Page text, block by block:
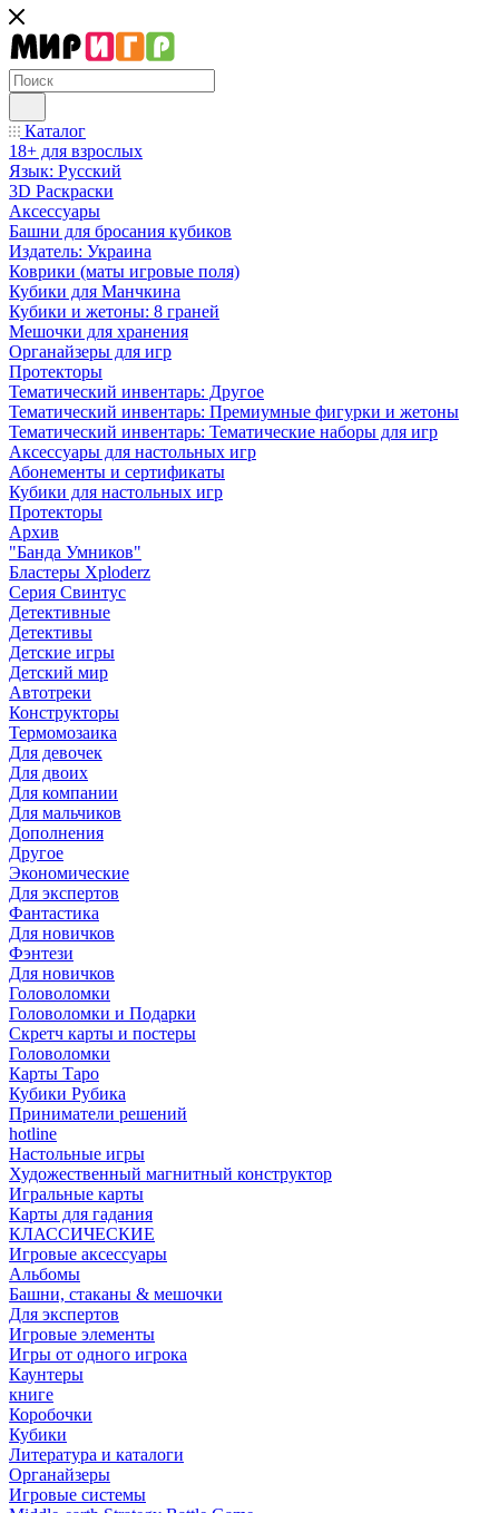
Каталог
18+ для взрослых
Язык: Русский
3D Раскраски
Аксессуары
Башни для бросания кубиков
Издатель: Украина
Коврики (маты игровые поля)
Кубики для Манчкина
Кубики и жетоны: 8 граней
Мешочки для хранения
Органайзеры для игр
Протекторы
Тематический инвентарь: Другое
Тематический инвентарь: Премиумные фигурки и жетоны
Тематический инвентарь: Тематические наборы для игр
Аксессуары для настольных игр
Абонементы и сертификаты
Кубики для настольных игр
Протекторы
Архив
"Банда Умников"
Бластеры Xploderz
Cерия Свинтус
Детективные
Детективы
Детские игры
Детский мир
Автотреки
Конструкторы
Термомозаика
Для девочек
Для двоих
Для компании
Для мальчиков
Дополнения
Другое
Экономические
Для экспертов
Фантастика
Для новичков
Фэнтези
Для новичков
Головоломки
Головоломки и Подарки
Cкретч карты и постеры
Головоломки
Карты Таро
Кубики Рубика
Приниматели решений
hotline
Настольные игры
Художественный магнитный конструктор
Игральные карты
Карты для гадания
КЛАССИЧЕСКИЕ
Игровые аксессуары
Альбомы
Башни, стаканы & мешочки
Для экспертов
Игровые элементы
Игры от одного игрока
Каунтеры
книге
Коробочки
Кубики
Литература и каталоги
Органайзеры
Игровые системы